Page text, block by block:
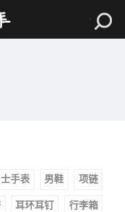
手表 男鞋 项链
耳环耳钉 行李箱